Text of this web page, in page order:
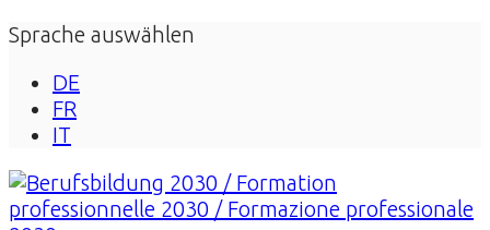
Sprache auswählen
DE
FR
IT